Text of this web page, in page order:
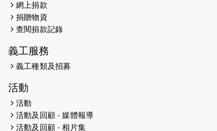
2026-04-25
2026-04-24
2026-04-23
2026-04-19
2026-04-16
猛龍長跑隊恆常練習 - 4月16日
（19:00開始）
網上捐款
捐贈物資
查閱捐款記錄
義工服務
義工種類及招募
活動
活動
活動及回顧 - 媒體報導
活動及回顧 - 相片集